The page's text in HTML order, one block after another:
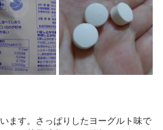
ます。さっぱりしたヨーグルト味で